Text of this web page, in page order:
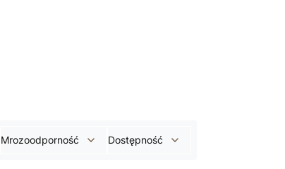
Mrozoodporność Dostępność